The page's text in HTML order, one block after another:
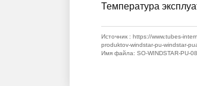
Температура
Источник : https://www.tubes-
produktov-windstar-pu-windstar-
Имя файла: SO-WINDSTAR-PU-